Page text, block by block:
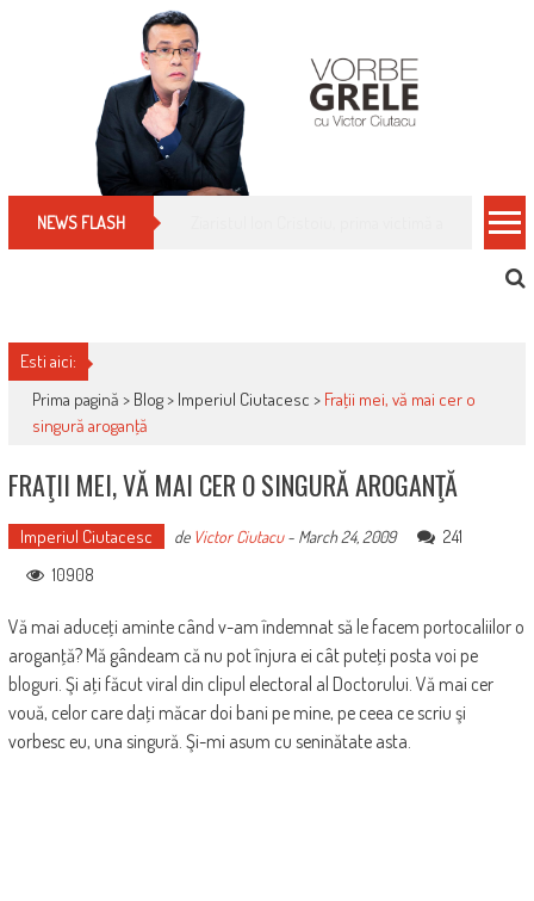
NEWS FLASH Cum îți schimbi, rapid, gratuit și eficient,
Esti aici:
Prima pagină > Blog> Imperiul Ciutacesc > Fraţii mei, vă mai cer o
singură aroganţă
FRAŢII MEI, VĂ MAI CER O SINGURĂ AROGANŢĂ
Imperiul Ciutacesc de Victor Ciutacu- March 24, 2009
241
10908
Vă mai aduceţi aminte când v-am îndemnat să le facem portocaliilor o
aroganţă? Mă gândeam că nu pot înjura ei cât puteţi posta voi pe
bloguri. Şi aţi făcut viral din clipul electoral al Doctorului. Vă mai cer
vouă, celor care daţi măcar doi bani pe mine, pe ceea ce scriu şi
vorbesc eu, una singură. Şi-mi asum cu seninătate asta.